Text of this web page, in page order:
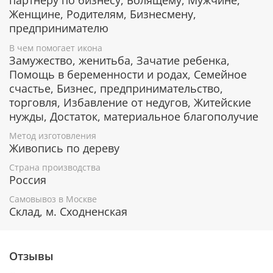
Сохранение брака, налаживание отношений,
сохранение любви между супругами.
Помощь в бизнесе, торговле,
предпринимательстве, если деньги тратятся не
только на себя, но и на близких или на
благотворительность.
Гарантия подлинности
К каждому живописному образу прикладывается
номерное свидетельство, в котором подробно
расписана вся информация об иконе:
Имя художника,
Материалы, из которых она изготовлена,
Гарантия соответствия канонам Православной
Женщине, Родителям, Бизнесмену,
предпринимателю
В чем помогает икона
Замужество, женитьба, Зачатие ребенка,
Помощь в беременности и родах, Семейное
счастье, Бизнес, предпринимательство,
торговля, Избавление от недугов, Житейские
нужды, Достаток, материальное благополучие
Метод изготовления
Живопись по дереву
Страна производства
Россия
Самовывоз в Москве
Склад, м. Сходненская
Отзывы